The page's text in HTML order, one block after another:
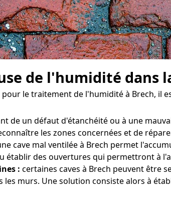
de l'humidité dans
le traitement de l'humidité à Brech, il
de un défaut d'étanchéité ou à une
les zones concernées et de
cave mal ventilée à Brech permet
établir des ouvertures qui permettront à
: certaines caves à Brech peuvent être
murs. Une solution consiste alors à